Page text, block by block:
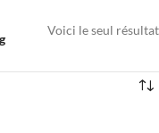
Voici le seul résultat